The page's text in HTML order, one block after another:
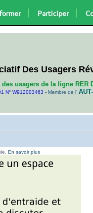
Participer
Des Usagers
usagers de la ligne RER
N° W912003463 - Membre de l'
En savoir plus